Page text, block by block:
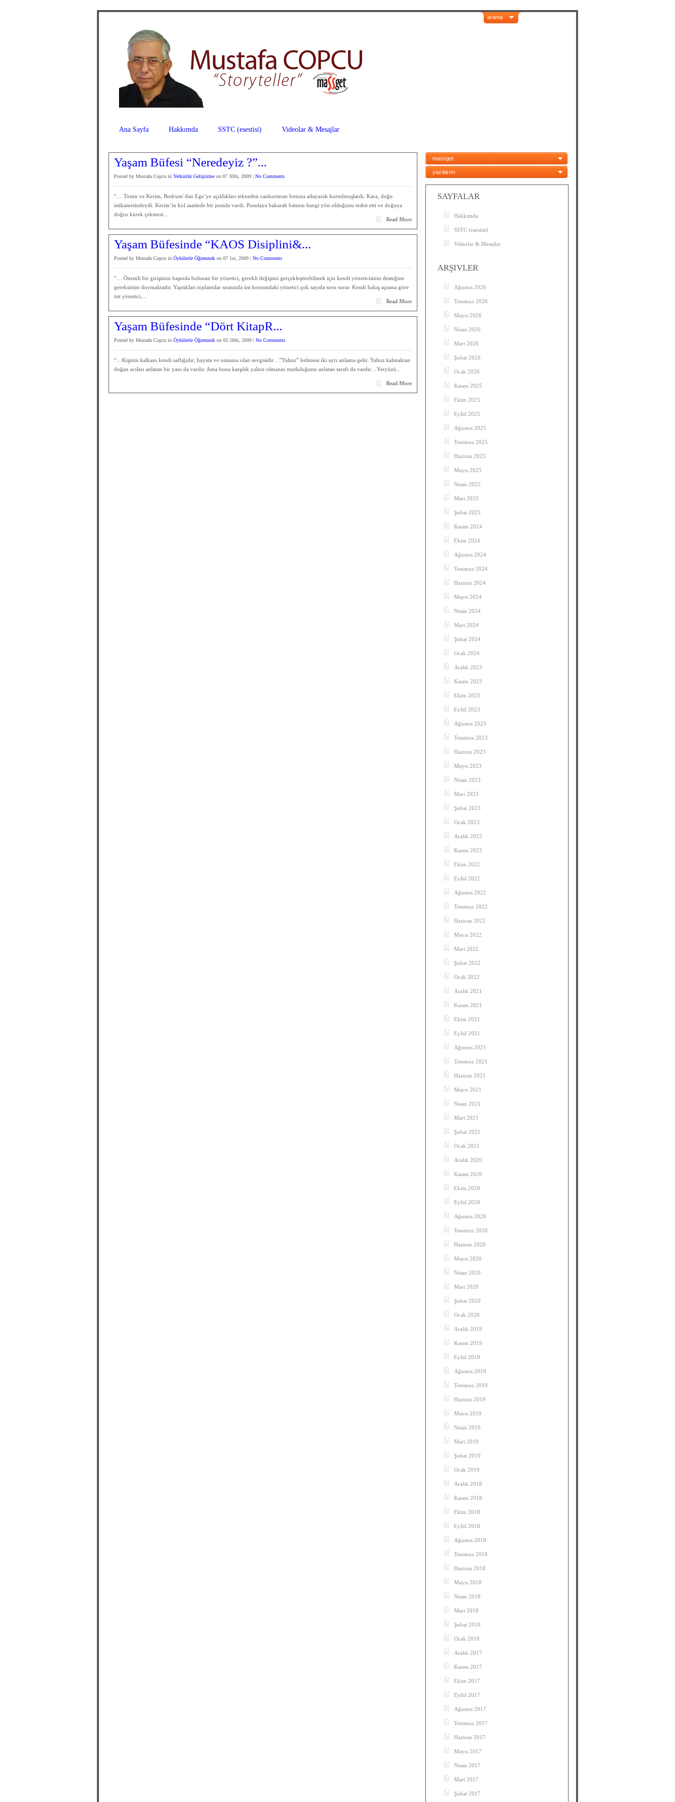
arama
Ana Sayfa Hakkımda SSTC (esestisi) Videolar & Mesajlar
Yaşam Büfesi “Neredeyiz ?”...
Posted by Mustafa Copcu in Yetkinlik Geliştirme on 07 30th, 2009 | No Comments
“… Tosun ve Kerim, Bodrum’dan Ege’ye açıldıkları tekneden cankurtaran botuna atlayarak kurtulmuşlardı. Kara, doğu
istikametindeydi. Kerim’in kol saatinde bir pusula vardı. Pusulaya bakarak batının hangi yön olduğunu tesbit etti ve doğuya
doğru kürek çekmesi...
Read More
Yaşam Büfesinde “KAOS Disiplini&...
Posted by Mustafa Copcu in Öykülerle Öğrenmek on 07 1st, 2009 | No Comments
“… Önemli bir girişimin başında bulunan bir yönetici, gerekli değişimi gerçekleştirebilmek için kendi yöneticisinin desteğine
gereksinim duymaktadır. Yaptıkları toplantılar sırasında üst konumdaki yönetici çok sayıda soru sorar. Kendi bakış açısına göre
üst yönetici,...
Read More
Yaşam Büfesinde “Dört KitapR...
Posted by Mustafa Copcu in Öykülerle Öğrenmek on 03 28th, 2009 | No Comments
“…Kişinin kalkanı kendi saflığıdır; hayata ve ustasına olan sevgisidir…”Yalnız” kelimesi iki ayrı anlama gelir. Yalnız kalmaktan
doğan acıları anlatan bir yanı da vardır. Ama buna karşılık yalnız olmanın mutluluğunu anlatan tarafı da vardır…Yeryüzü...
Read More
massget
yazılarım
SAYFALAR
Hakkımda
SSTC (esestisi)
Videolar & Mesajlar
ARŞIVLER
Ağustos 2026
Temmuz 2026
Mayıs 2026
Nisan 2026
Mart 2026
Şubat 2026
Ocak 2026
Kasım 2025
Ekim 2025
Eylül 2025
Ağustos 2025
Temmuz 2025
Haziran 2025
Mayıs 2025
Nisan 2025
Mart 2025
Şubat 2025
Kasım 2024
Ekim 2024
Ağustos 2024
Temmuz 2024
Haziran 2024
Mayıs 2024
Nisan 2024
Mart 2024
Şubat 2024
Ocak 2024
Aralık 2023
Kasım 2023
Ekim 2023
Eylül 2023
Ağustos 2023
Temmuz 2023
Haziran 2023
Mayıs 2023
Nisan 2023
Mart 2023
Şubat 2023
Ocak 2023
Aralık 2022
Kasım 2022
Ekim 2022
Eylül 2022
Ağustos 2022
Temmuz 2022
Haziran 2022
Mayıs 2022
Mart 2022
Şubat 2022
Ocak 2022
Aralık 2021
Kasım 2021
Ekim 2021
Eylül 2021
Ağustos 2021
Temmuz 2021
Haziran 2021
Mayıs 2021
Nisan 2021
Mart 2021
Şubat 2021
Ocak 2021
Aralık 2020
Kasım 2020
Ekim 2020
Eylül 2020
Ağustos 2020
Temmuz 2020
Haziran 2020
Mayıs 2020
Nisan 2020
Mart 2020
Şubat 2020
Ocak 2020
Aralık 2019
Kasım 2019
Eylül 2019
Ağustos 2019
Temmuz 2019
Haziran 2019
Mayıs 2019
Nisan 2019
Mart 2019
Şubat 2019
Ocak 2019
Aralık 2018
Kasım 2018
Ekim 2018
Eylül 2018
Ağustos 2018
Temmuz 2018
Haziran 2018
Mayıs 2018
Nisan 2018
Mart 2018
Şubat 2018
Ocak 2018
Aralık 2017
Kasım 2017
Ekim 2017
Eylül 2017
Ağustos 2017
Temmuz 2017
Haziran 2017
Mayıs 2017
Nisan 2017
Mart 2017
Şubat 2017